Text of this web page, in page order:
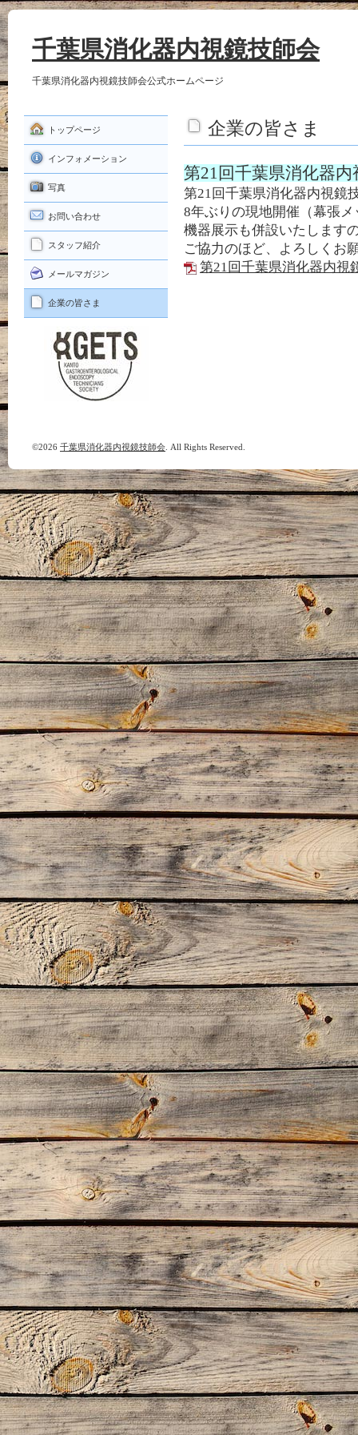
千葉県消化器内視鏡技師会
千葉県消化器内視鏡技師会公式ホームページ
企業の皆さま
第21回千葉県消化器
第21回千葉県消化器内視鏡
8年ぶりの現地開催（幕張
機器展示も併設いたします
ご協力のほど、よろしくお
第21回千葉県消化器内視
トップページ
インフォメーション
写真
お問い合わせ
スタッフ紹介
メールマガジン
企業の皆さま
©2026 千葉県消化器内視鏡技師会 . All Rights Reserved.